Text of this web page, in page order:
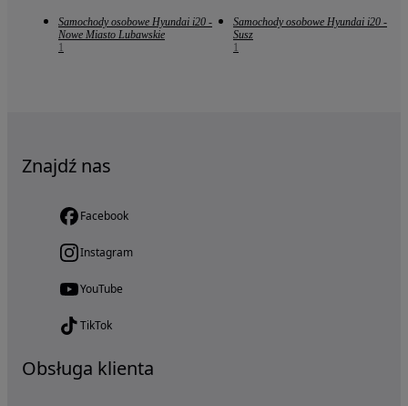
Samochody osobowe Hyundai i20 -
Nowe Miasto Lubawskie
1
Samochody osobowe Hyundai i20 -
Susz
1
Znajdź nas
Facebook
Instagram
YouTube
TikTok
Obsługa klienta